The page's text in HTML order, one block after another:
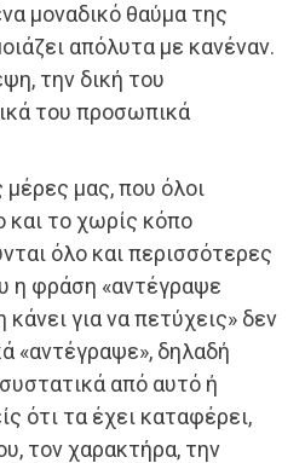
μοναδικό θαύμα της
απόλυτα με κανέναν.
την δική του
του προσωπικά
μας, που όλοι
και το χωρίς κόπο
όλο και περισσότερες
η φράση «αντέγραψε
για να πετύχεις» δεν
«αντέγραψε», δηλαδή
από αυτό ή
ότι τα έχει καταφέρει,
τον χαρακτήρα, την